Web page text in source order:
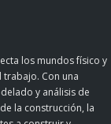
los mundos físico y
Con una
y análisis de
la construcción, la